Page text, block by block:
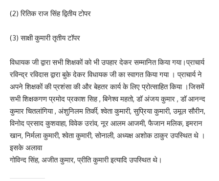
(2) रितिक राज सिंह द्वितीय टोपर
(3) साक्षी कुमारी तृतीय टॉपर
विधायक जी द्वारा सभी शिक्षकों को भी उपहार देकर सम्मानित किया गया।प्राचार्य
रविन्द्र रविदास द्वारा बुके देकर विधायक जी का स्वागत किया गया । प्राचार्य ने
अपने शिक्षकों की प्रशंसा की और बेहतर कार्य के लिए प्रोत्साहित किया ।जिसमें
सभी शिक्षकगण प्रमोद प्रकाश सिह , बिनेश्व महतो, डॉ अंजय कुमार , डॉ आनन्द
कुमार चितलांगिया , अंशुनिलम तिर्की, श्वेता कुमारी, सुप्रिया कुमारी, उमूल सौरीन,
विनोद प्रसाद कुशवाहा, विवेक उरांव, नूर आलम आजमी, फैजान मलिक, इमरान
खान, निर्मला कुमारी, श्वेता कुमारी, सोनाली, अध्यक्ष अशोक ठाकुर उपस्थित थे ।
इसके अलावा
गोविन्द सिंह, अजीत कुमार, प्रीति कुमारी इत्यादि उपस्थित थे।